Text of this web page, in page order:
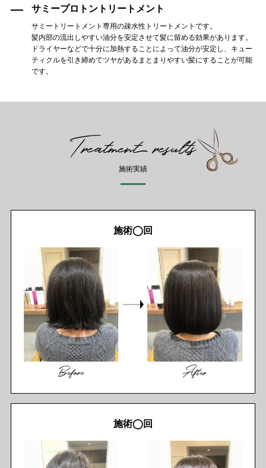
サミープロトントリートメント
サミートリートメント専用の疎水性トリートメントです。
髪内部の流出しやすい油分を安定させて髪に留める効果があります。
ドライヤーなどで十分に加熱することによって油分が安定し、キュー
ティクルを引き締めてツヤがあるまとまりやすい髪にすることが可能
です。
Treatment results
施術実績
施術◯回
Before After
施術◯回